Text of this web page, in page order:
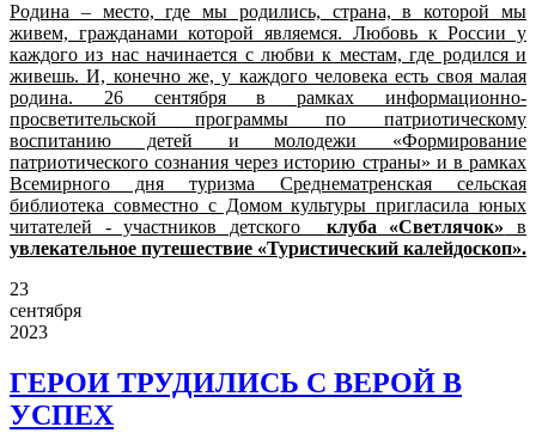
Родина – место, где мы родились, страна, в которой мы
живем, гражданами которой являемся. Любовь к России у
каждого из нас начинается с любви к местам, где родился и
живешь. И, конечно же, у каждого человека есть своя малая
родина. 26 сентября в рамках информационно-
просветительской программы по патриотическому
воспитанию детей и молодежи «Формирование
патриотического сознания через историю страны» и в рамках
Всемирного дня туризма Среднематренская сельская
библиотека совместно с Домом культуры пригласила юных
читателей - участников детского клуба «Светлячок» в
увлекательное путешествие «Туристический калейдоскоп».
23
сентября
2023
ГЕРОИ ТРУДИЛИСЬ С ВЕРОЙ В
УСПЕХ